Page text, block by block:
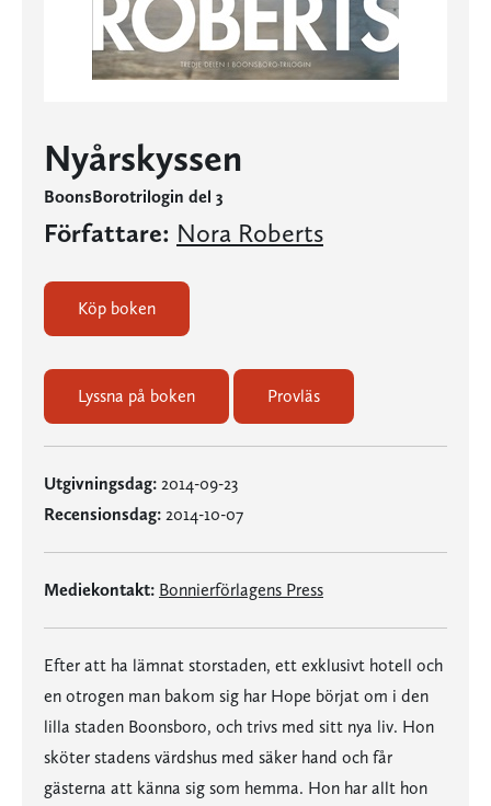
Nyårskyssen
BoonsBorotrilogin del 3
Författare: Nora Roberts
Köp boken
Lyssna på boken Provläs
Utgivningsdag: 2014-09-23
Recensionsdag: 2014-10-07
Mediekontakt: Bonnierförlagens Press
Efter att ha lämnat storstaden, ett exklusivt hotell och
en otrogen man bakom sig har Hope börjat om i den
lilla staden Boonsboro, och trivs med sitt nya liv. Hon
sköter stadens värdshus med säker hand och får
gästerna att känna sig som hemma. Hon har allt hon